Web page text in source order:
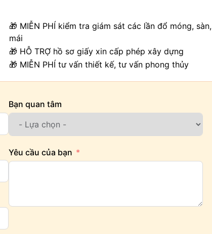
🎁 MIỄN PHÍ kiểm tra giám sát các lần đổ móng, sàn,
mái
🎁 HỖ TRỢ hồ sơ giấy xin cấp phép xây dựng
🎁 MIỄN PHÍ tư vấn thiết kế, tư vấn phong thủy
Bạn quan tâm
Yêu cầu của bạn